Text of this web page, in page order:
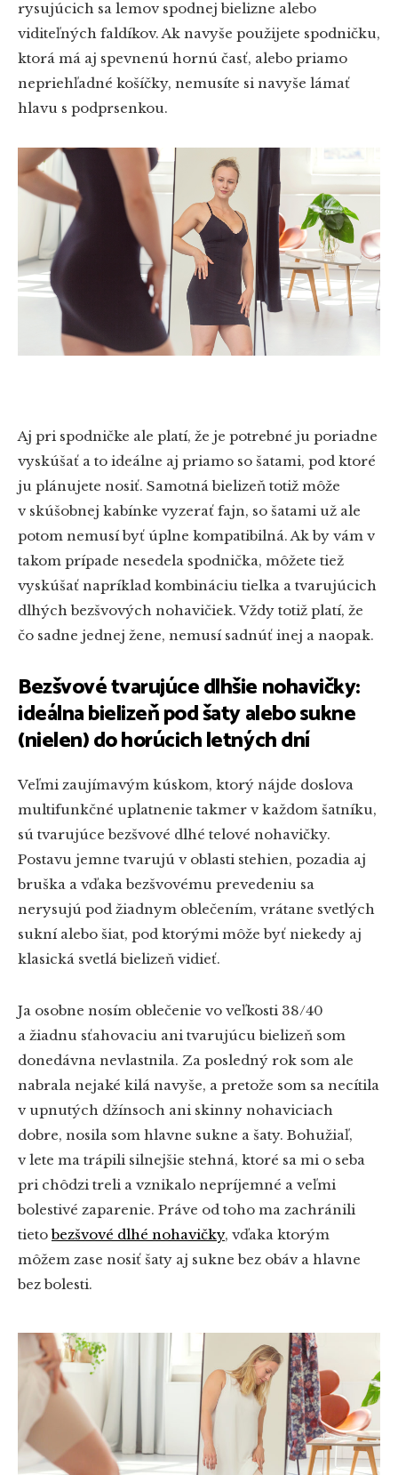
rysujúcich sa lemov spodnej bielizne alebo
viditeľných faldíkov. Ak navyše použijete spodničku,
ktorá má aj spevnenú hornú časť, alebo priamo
nepriehľadné košíčky, nemusíte si navyše lámať
hlavu s podprsenkou.
Aj pri spodničke ale platí, že je potrebné ju poriadne
vyskúšať a to ideálne aj priamo so šatami, pod ktoré
ju plánujete nosiť. Samotná bielizeň totiž môže
v skúšobnej kabínke vyzerať fajn, so šatami už ale
potom nemusí byť úplne kompatibilná. Ak by vám v
takom prípade nesedela spodnička, môžete tiež
vyskúšať napríklad kombináciu tielka a tvarujúcich
dlhých bezšvových nohavičiek. Vždy totiž platí, že
čo sadne jednej žene, nemusí sadnúť inej a naopak.
Bezšvové tvarujúce dlhšie nohavičky:
ideálna bielizeň pod šaty alebo sukne
(nielen) do horúcich letných dní
Veľmi zaujímavým kúskom, ktorý nájde doslova
multifunkčné uplatnenie takmer v každom šatníku,
sú tvarujúce bezšvové dlhé telové nohavičky.
Postavu jemne tvarujú v oblasti stehien, pozadia aj
bruška a vďaka bezšvovému prevedeniu sa
nerysujú pod žiadnym oblečením, vrátane svetlých
sukní alebo šiat, pod ktorými môže byť niekedy aj
klasická svetlá bielizeň vidieť.
Ja osobne nosím oblečenie vo veľkosti 38/40
a žiadnu sťahovaciu ani tvarujúcu bielizeň som
donedávna nevlastnila. Za posledný rok som ale
nabrala nejaké kilá navyše, a pretože som sa necítila
v upnutých džínsoch ani skinny nohaviciach
dobre, nosila som hlavne sukne a šaty. Bohužiaľ,
v lete ma trápili silnejšie stehná, ktoré sa mi o seba
pri chôdzi treli a vznikalo nepríjemné a veľmi
bolestivé zaparenie. Práve od toho ma zachránili
tietobezšvové dlhé nohavičky, vďaka ktorým
môžem zase nosiť šaty aj sukne bez obáv a hlavne
bez bolesti.